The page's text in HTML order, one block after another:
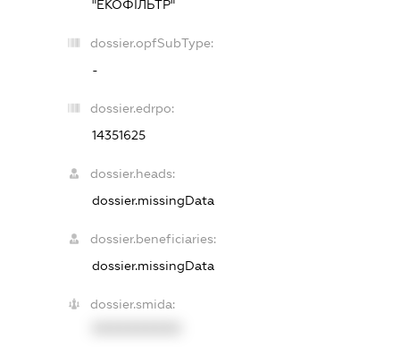
"ЕКОФІЛЬТР"
dossier.opfSubType:
-
dossier.edrpo:
14351625
dossier.heads:
dossier.missingData
dossier.beneficiaries:
dossier.missingData
dossier.smida: